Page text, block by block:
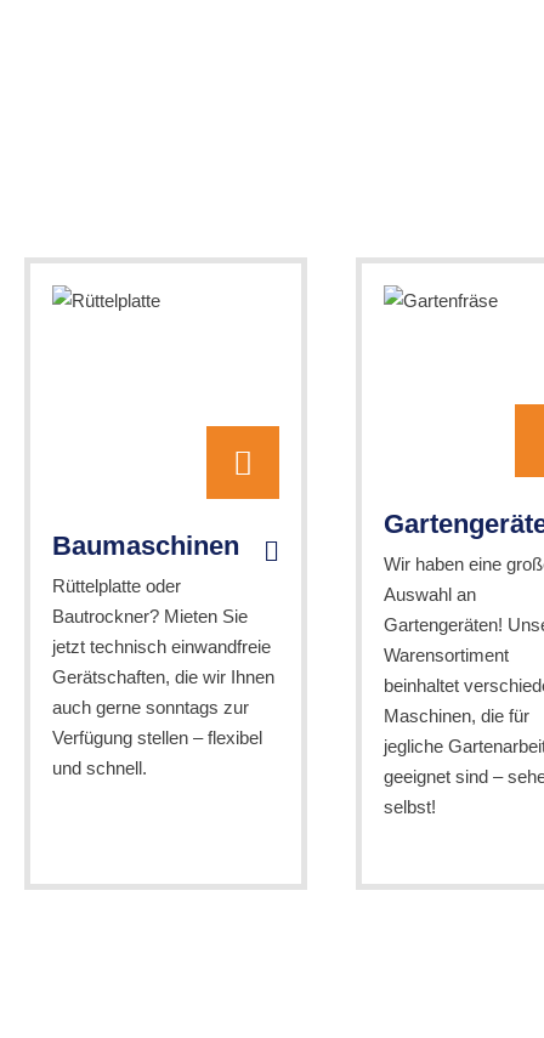
Baumaschinen
Rüttelplatte oder
Bautrockner? Mieten Sie
jetzt technisch einwandfreie
Gerätschaften, die wir Ihnen
auch gerne sonntags zur
Verfügung stellen – flexibel
und schnell.
Wir haben eine
Auswahl an
Gartengeräten!
Warensortiment
beinhaltet
Maschinen, die für
jegliche
geeignet sind –
selbst!